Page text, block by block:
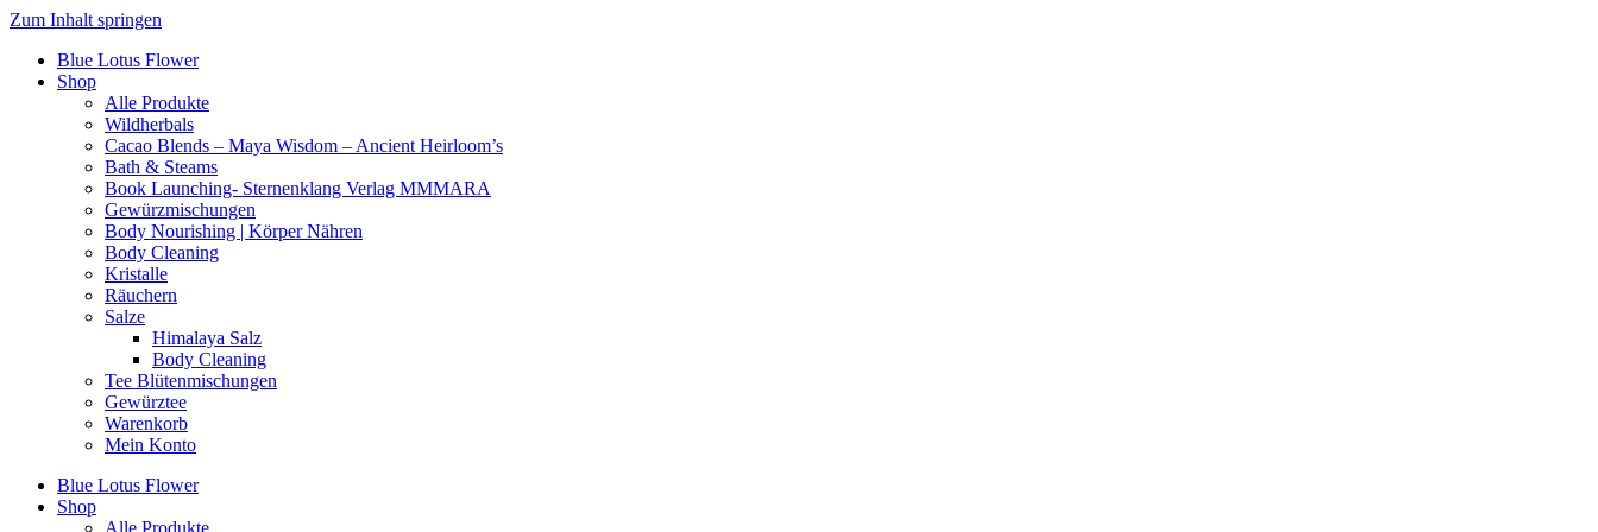
Zum Inhalt springen
Blue Lotus Flower
Shop
Alle Produkte
Wildherbals
Cacao Blends – Maya Wisdom – Ancient Heirloom’s
Bath & Steams
Book Launching- Sternenklang Verlag MMMARA
Gewürzmischungen
Body Nourishing | Körper Nähren
Body Cleaning
Kristalle
Räuchern
Salze
Himalaya Salz
Body Cleaning
Tee Blütenmischungen
Gewürztee
Warenkorb
Mein Konto
Blue Lotus Flower
Shop
Alle Produkte